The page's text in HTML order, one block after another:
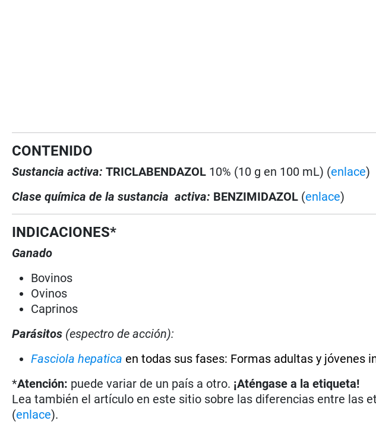
CONTENIDO
Sustancia activa:TRICLABENDAZOL 10% (10 g en 100 mL) (enlace)
Clase química de la sustancia activa: BENZIMIDAZOL (enlace)
INDICACIONES*
Ganado
Bovinos
Ovinos
Caprinos
Parásitos (espectro de acción):
Fasciola hepatica en todas sus fases: Formas adultas y jóvenes
*Atención: puede variar de un país a otro. ¡Aténgase a la etiqueta!
Lea también el artículo en este sitio sobre las diferencias entre las
(enlace).